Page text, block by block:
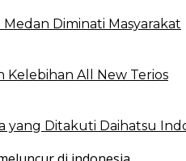
Medan Diminati Masyarakat
Kelebihan All New Terios
yang Ditakuti Daihatsu